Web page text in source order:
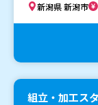
新潟県 新潟市
組立・加工ス